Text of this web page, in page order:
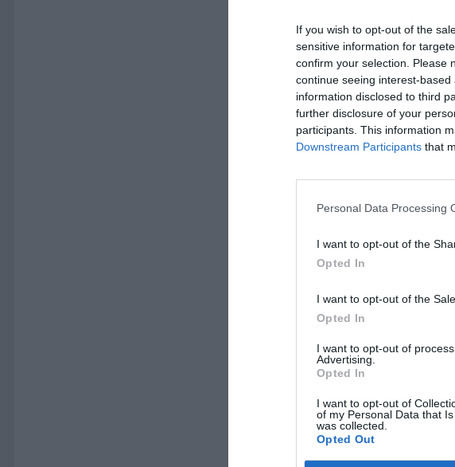
If you wish to opt-out of the
sensitive information for
confirm your selection. Please
continue seeing interest-
information disclosed to third
further disclosure of your
participants. This information
Downstream Participants that
Personal Data Processing
I want to opt-out of the
Opted In
I want to opt-out of the
Opted In
I want to opt-out of
Advertising.
Opted In
I want to opt-out of
of my Personal Data that
was collected.
Opted Out